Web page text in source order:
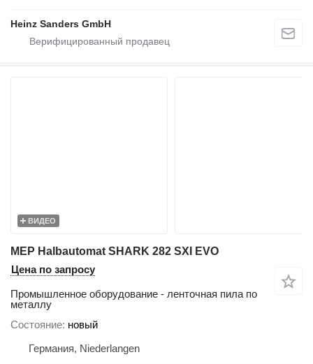
Heinz Sanders GmbH
ВИДЕО
MEP Halbautomat SHARK 282 SXI EVO
Цена по запросу
Промышленное оборудование - ленточная пила по
металлу
Состояние новый
Германия, Niederlangen